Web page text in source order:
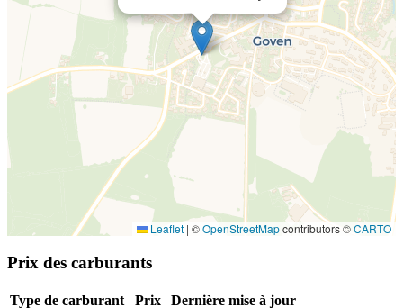
Leaflet | ©OpenStreetMapcontributors ©CARTO
Prix des carburants
Type de carburant Prix
Dernière mise à jour